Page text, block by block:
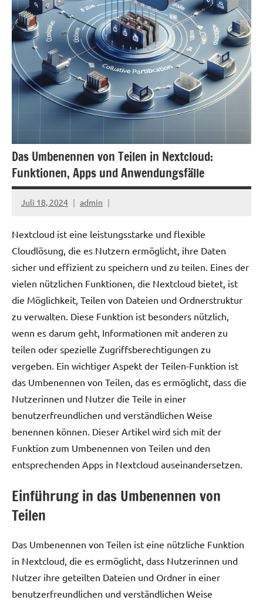
Das Umbenennen von Teilen in Nextcloud:
Funktionen, Apps und Anwendungsfälle
Juli 18, 2024 admin
Nextcloud ist eine leistungsstarke und flexible
Cloudlösung, die es Nutzern ermöglicht, ihre Daten
sicher und effizient zu speichern und zu teilen. Eines der
vielen nützlichen Funktionen, die Nextcloud bietet, ist
die Möglichkeit, Teilen von Dateien und Ordnerstruktur
zu verwalten. Diese Funktion ist besonders nützlich,
wenn es darum geht, Informationen mit anderen zu
teilen oder spezielle Zugriffsberechtigungen zu
vergeben. Ein wichtiger Aspekt der Teilen-Funktion ist
das Umbenennen von Teilen, das es ermöglicht, dass die
Nutzerinnen und Nutzer die Teile in einer
benutzerfreundlichen und verständlichen Weise
benennen können. Dieser Artikel wird sich mit der
Funktion zum Umbenennen von Teilen und den
entsprechenden Apps in Nextcloud auseinandersetzen.
Einführung in das Umbenennen von
Teilen
Das Umbenennen von Teilen ist eine nützliche Funktion
in Nextcloud, die es ermöglicht, dass Nutzerinnen und
Nutzer ihre geteilten Dateien und Ordner in einer
benutzerfreundlichen und verständlichen Weise